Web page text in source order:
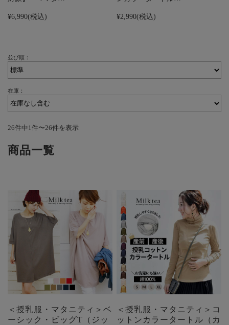
¥6,990(税込) ¥2,990(税込)
並び順：
在庫：
26件中1件〜26件を表示
商品一覧
＜授乳服・マタニティ＞ベ
ーシック・ビッグT（ジッ
＜授乳服・マタニティ＞コ
ットンカラータートル（カ